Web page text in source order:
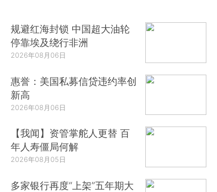
规避红海封锁 中国超大油轮
停靠埃及绕行非洲
2026年08月06日
惠誉：美国私募信贷违约率创
新高
2026年08月06日
【我闻】资管掌舵人更替 百
年人寿僵局何解
2026年08月05日
多家银行再度“上架”五年期大